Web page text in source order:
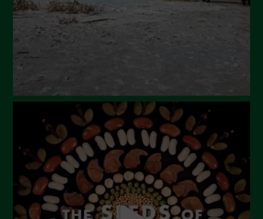
Aprile 2024
Marzo 2024
Febbraio 2024
Ottobre 2023
Settembre 2023
Agosto 2023
Luglio 2023
Giugno 2023